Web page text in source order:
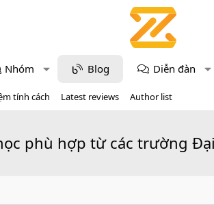
Nhóm Blog Diễn đàn
tính cách Latest reviews Author list
phù hợp từ các trường